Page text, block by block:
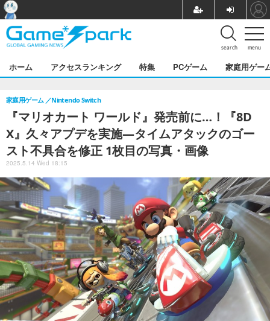
menu
search
ホーム アクセスランキング 特集 PCゲーム 家庭用ゲー
『マリオカート ワールド』発売前に…！『8D
X』久々アプデを実施―タイムアタックのゴー
スト不具合を修正 1枚目の写真・画像
家庭用ゲーム Nintendo Switch
2025.5.14 Wed 18:15